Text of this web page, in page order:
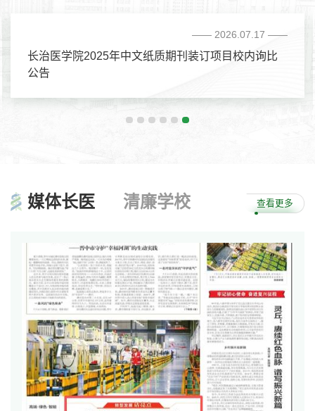
深入学习贯彻党的
绩观学习教育
学习贯彻习近平新
主义思想主题教育
学习之声
党建工作动态
党员活动
本科生教学
研究生
继续教育
留学生
科研成果
学术期刊
中心实验室
其它科研平台
—— 2026.07.17 ——
长治医学院2025年中文纸质期刊装订项目校内询比
公告
媒体长医 清廉学校 查看更多